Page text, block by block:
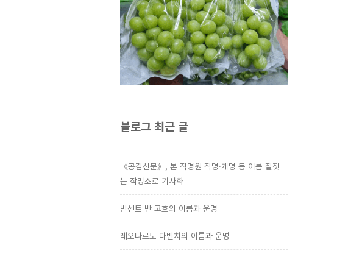
블로그 최근 글
《공감신문》, 본 작명원 작명·개명 등 이름 잘짓
는 작명소로 기사화
빈센트 반 고흐의 이름과 운명
레오나르도 다빈치의 이름과 운명